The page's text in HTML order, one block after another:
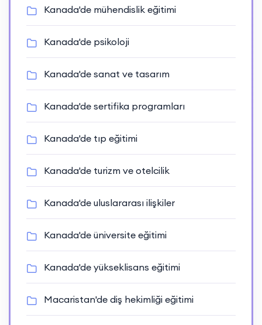
Kanada'de mühendislik eğitimi
Kanada'de psikoloji
Kanada'de sanat ve tasarım
Kanada'de sertifika programları
Kanada'de tıp eğitimi
Kanada'de turizm ve otelcilik
Kanada'de uluslararası ilişkiler
Kanada'de üniversite eğitimi
Kanada'de yükseklisans eğitimi
Macaristan'de diş hekimliği eğitimi